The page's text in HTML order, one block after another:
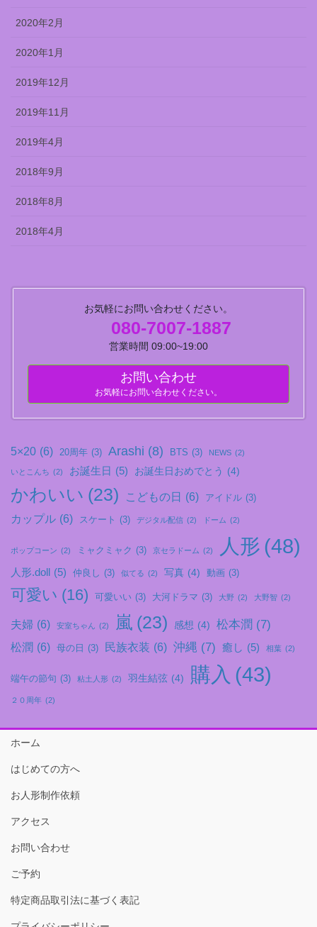
2020年2月
2020年1月
2019年12月
2019年11月
2019年4月
2018年9月
2018年8月
2018年4月
お気軽にお問い合わせください。
080-7007-1887
営業時間 09:00~19:00
お問い合わせ
お気軽にお問い合わせください。
5×20 (6) 20周年 (3) Arashi (8) BTS (3) NEWS (2)
いとこんち (2) お誕生日 (5) お誕生日おめでとう (4)
かわいい (23) こどもの日 (6) アイドル (3)
カップル (6) スケート (3) デジタル配信 (2) ドーム (2)
ポップコーン (2) ミャクミャク (3) 京セラドーム (2) 人形 (48)
人形.doll (5) 仲良し (3) 似てる (2) 写真 (4) 動画 (3)
可愛い (16) 可愛いい (3) 大河ドラマ (3) 大野 (2) 大野智 (2)
夫婦 (6) 安室ちゃん (2) 嵐 (23) 感想 (4) 松本潤 (7)
松潤 (6) 母の日 (3) 民族衣装 (6) 沖縄 (7) 癒し (5) 相葉 (2)
端午の節句 (3) 粘土人形 (2) 羽生結弦 (4) 購入 (43)
２０周年 (2)
ホーム
はじめての方へ
お人形制作依頼
アクセス
お問い合わせ
ご予約
特定商品取引法に基づく表記